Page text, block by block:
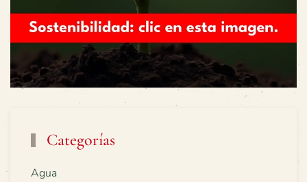
Categorías
Agua